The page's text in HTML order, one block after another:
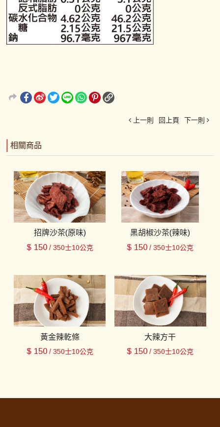
上一則 回上頁 下一則
相關商品
招牌沙茶(原味)
$ 150/ 350士10公克
黑胡椒沙茶(辣味)
$ 150 / 350士10公克
黃金辣乾條
$ 150/ 350士10公克
大辣方干
$ 150 / 350士10公克